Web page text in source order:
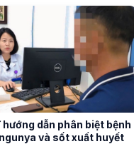
hướng dẫn phân biệt bệnh
và sốt xuất huyết